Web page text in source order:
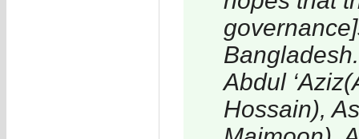
Abdul
Hossain),